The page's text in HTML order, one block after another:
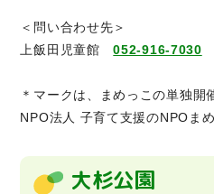
＜問い合わせ先＞
上飯田児童館052-916-7030
＊マークは、まめっこの単独開
NPO法人 子育て支援のNPO
大杉公園